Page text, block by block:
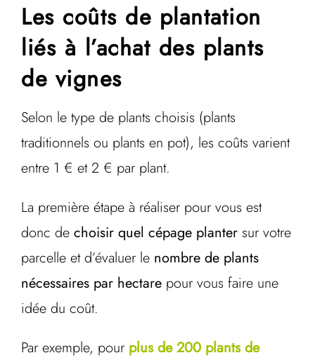
Les coûts de plantation
liés à l’achat des plants
de vignes
Selon le type de plants choisis (plants
traditionnels ou plants en pot), les coûts varient
entre 1 € et 2 € par plant.
La première étape à réaliser pour vous est
donc de choisir quel cépage planter sur votre
parcelle et d’évaluer le nombre de plants
nécessaires par hectare pour vous faire une
idée du coût.
Par exemple, pour plus de 200 plants de